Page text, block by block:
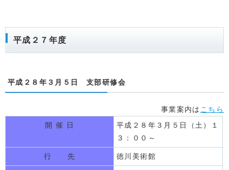
平成２７年度
平成２８年３月５日 支部研修会
事業案内は こちら
開 催 日
平成２８年３月５日（土）１
３：００～
行 先 徳川美術館